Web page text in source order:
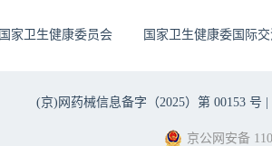
国家卫生健康委员会 国家卫生健康委国际
(京)网药械信息备字（2025）第 00153 号 |
京公网安备